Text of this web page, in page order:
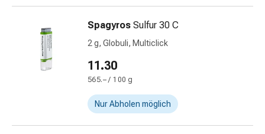
Mineralstoffe
Kombipräparate
Zahn-
&
Mundgesundheit
Kariesprophylaxe
Trockener
Mund
Spagyros Sulfur 30 C
2 g, Globuli, Multiclick
11.30
565.– / 100 g
Nur Abholen möglich